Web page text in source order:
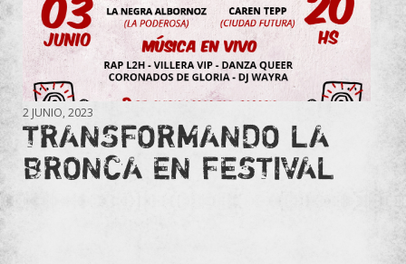
2 JUNIO, 2023
TRANSFORMANDO LA
BRONCA EN FESTIVAL